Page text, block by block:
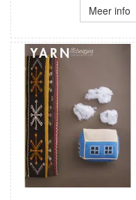
Meer info